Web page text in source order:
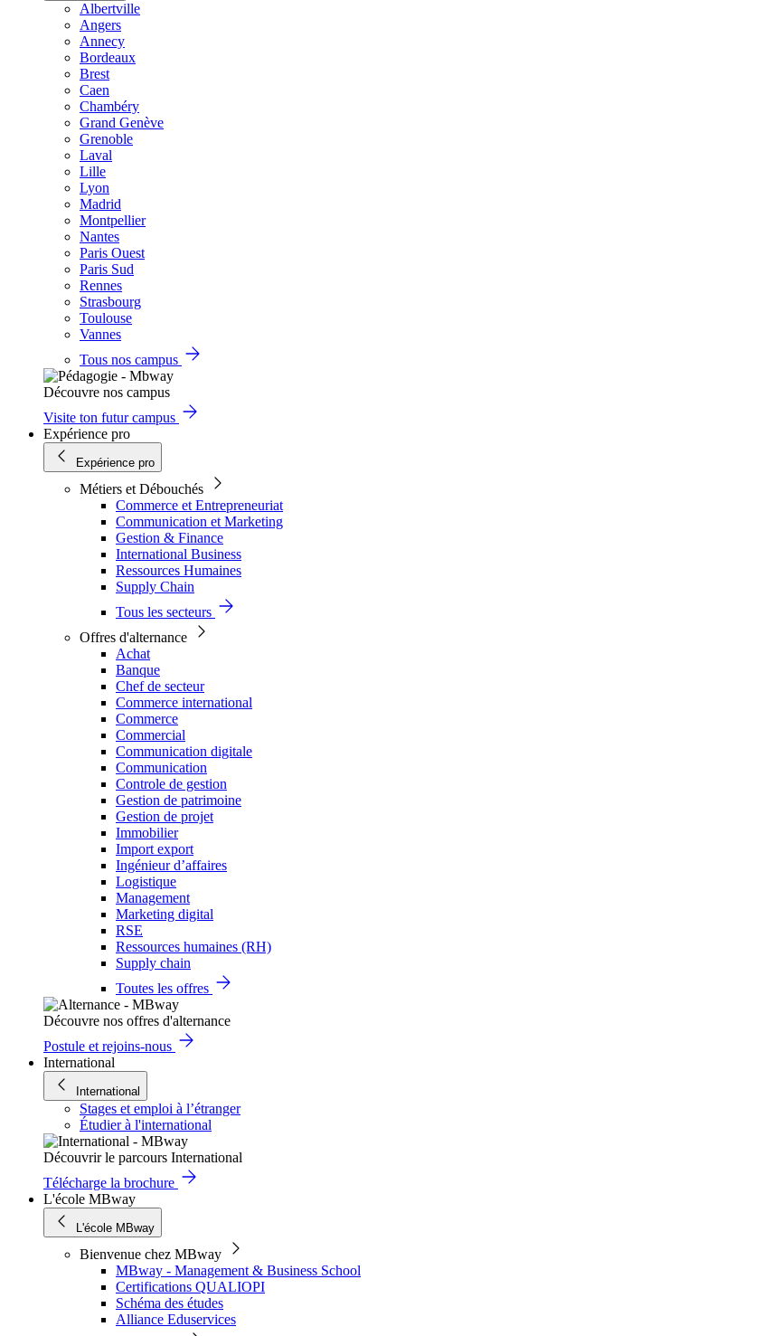
Albertville
Angers
Annecy
Bordeaux
Brest
Caen
Chambéry
Grand Genève
Grenoble
Laval
Lille
Lyon
Madrid
Montpellier
Nantes
Paris Ouest
Paris Sud
Rennes
Strasbourg
Toulouse
Vannes
Tous nos campus
Découvre nos campus
Visite ton futur campus
Expérience pro
Expérience pro
Métiers et Débouchés
Commerce et Entrepreneuriat
Communication et Marketing
Gestion & Finance
International Business
Ressources Humaines
Supply Chain
Tous les secteurs
Offres d'alternance
Achat
Banque
Chef de secteur
Commerce international
Commerce
Commercial
Communication digitale
Communication
Controle de gestion
Gestion de patrimoine
Gestion de projet
Immobilier
Import export
Ingénieur d’affaires
Logistique
Management
Marketing digital
RSE
Ressources humaines (RH)
Supply chain
Toutes les offres
Découvre nos offres d'alternance
Postule et rejoins-nous
International
International
Stages et emploi à l’étranger
Étudier à l'international
Découvrir le parcours International
Télécharge la brochure
L'école MBway
L'école MBway
Bienvenue chez MBway
MBway - Management & Business School
Certifications QUALIOPI
Schéma des études
Alliance Eduservices